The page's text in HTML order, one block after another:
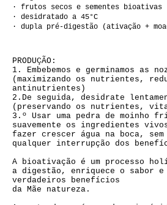
· frutos secos e sementes bioativas
· desidratado a 45°C
· dupla pré-digestão (ativação +
PRODUÇÃO:
1. Embebemos e germinamos as
(maximizando os nutrientes,
antinutrientes)
2.De seguida, desidrate
(preservando os nutrientes,
3.º Usar uma pedra de moinho
suavemente os ingredientes
fazer crescer água na boca, sem
qualquer interrupção dos
A bioativação é um processo
a digestão, enriquece o sabor
verdadeiros benefícios
da Mãe natureza.